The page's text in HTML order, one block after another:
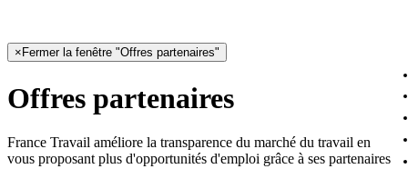
× Fermer la fenêtre "Offres partenaires"
Offres partenaires
France Travail améliore la transparence du marché du travail en
vous proposant plus d'opportunités d'emploi grâce à ses partenaires